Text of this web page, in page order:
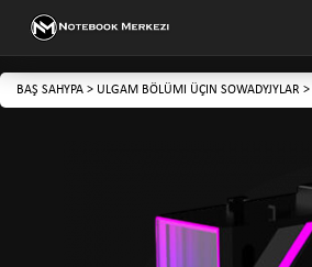
BAŞ SAHYPA > ULGAM BÖLÜMI ÜÇIN SOWADYJYLAR >